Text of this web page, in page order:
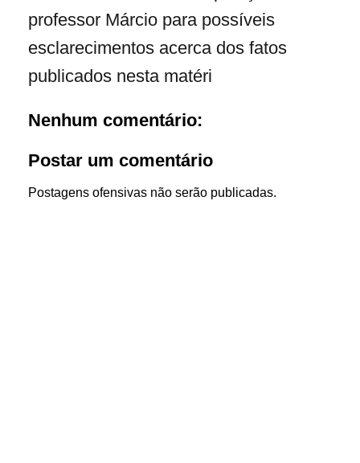
professor Márcio para possíveis
esclarecimentos acerca dos fatos
publicados nesta matéri
Nenhum comentário:
Postar um comentário
Postagens ofensivas não serão publicadas.